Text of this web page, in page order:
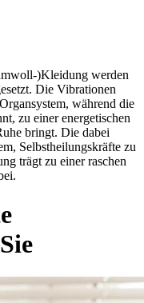
)Kleidung werden
Die Vibrationen
während die
zu einer energetischen
bringt. Die dabei
Selbstheilungskräfte zu
trägt zu einer raschen